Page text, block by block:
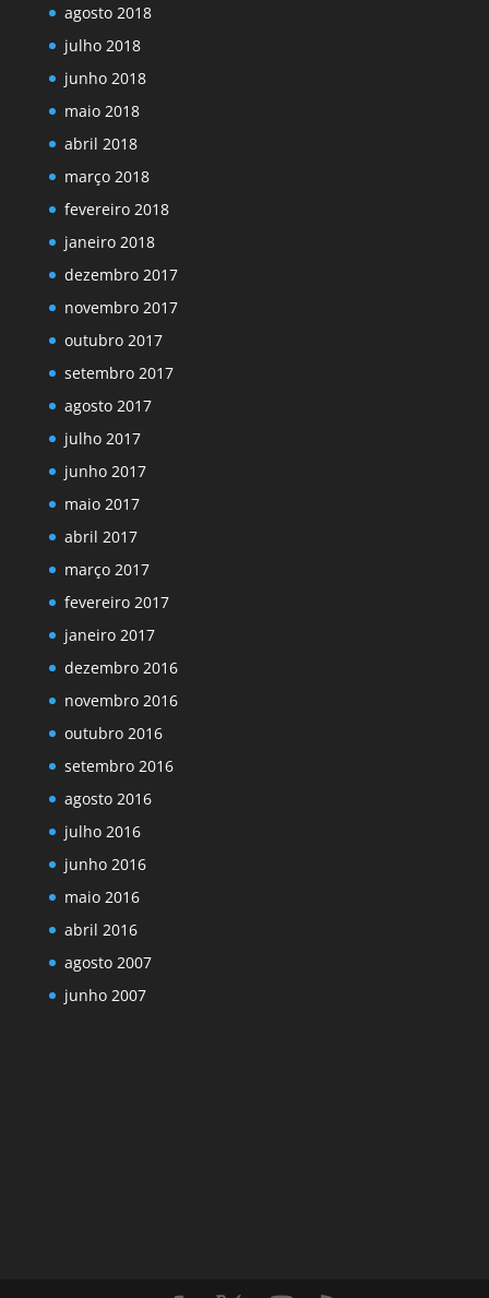
agosto 2018
julho 2018
junho 2018
maio 2018
abril 2018
março 2018
fevereiro 2018
janeiro 2018
dezembro 2017
novembro 2017
outubro 2017
setembro 2017
agosto 2017
julho 2017
junho 2017
maio 2017
abril 2017
março 2017
fevereiro 2017
janeiro 2017
dezembro 2016
novembro 2016
outubro 2016
setembro 2016
agosto 2016
julho 2016
junho 2016
maio 2016
abril 2016
agosto 2007
junho 2007